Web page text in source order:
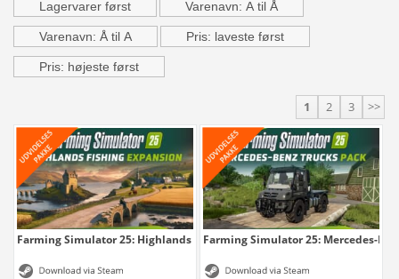
Lagervarer først Varenavn: A til Å
Varenavn: Å til A Pris: laveste først
Pris: højeste først
1 2 3 >>
Farming Simulator 25: Highlands Fishing...Farming Simulator 25: Mercedes-